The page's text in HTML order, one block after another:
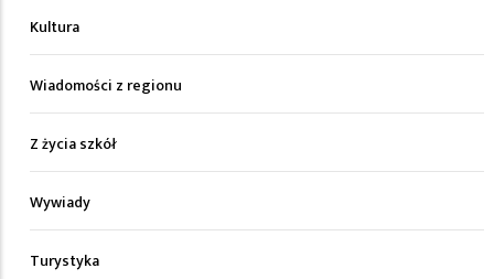
Kultura
Wiadomości z regionu
Z życia szkół
Wywiady
Turystyka